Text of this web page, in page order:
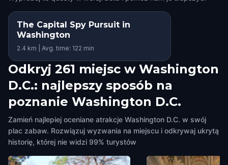
The Capital Spy Pursuit in
Washington
2.4 km | Avg. time: 122 min
Odkryj 261 miejsc w Washington
D.C.: najlepszy sposób na
poznanie Washington D.C.
Zamień najlepiej oceniane atrakcje Washington D.C. w swój
plac zabaw. Rozwiązuj wyzwania na miejscu i odkrywaj ukrytą
historię, której nie widzi 99% turystów